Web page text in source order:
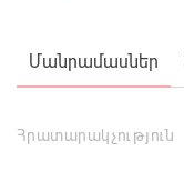
Մանրամասներ
Հրատարակչություն